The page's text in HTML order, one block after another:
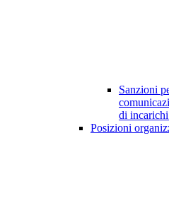
Sanzioni
di
Posizioni